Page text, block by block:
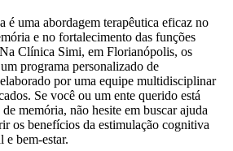
é uma abordagem terapêutica eficaz no
e no fortalecimento das funções
Clínica Simi, em Florianópolis, os
programa personalizado de
por uma equipe multidisciplinar
Se você ou um ente querido está
memória, não hesite em buscar ajuda
os benefícios da estimulação cognitiva
e bem-estar.